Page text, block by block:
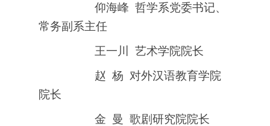
仰海峰 哲学系党委书记、
常务副系主任
王一川
艺术学院院长
赵 杨 对外汉语教育学院
院长
金
曼 歌剧研究院院长